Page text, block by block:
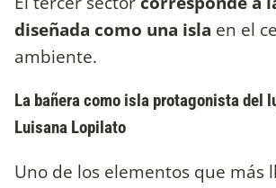
diseñada como una isla en el
ambiente.
La bañera como isla protagonista del
Luisana Lopilato
Uno de los elementos que más